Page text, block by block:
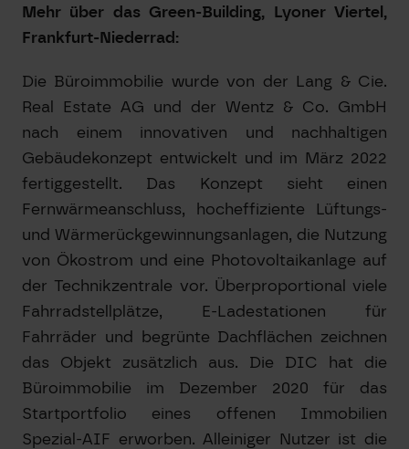
Mehr über das Green-Building, Lyoner Viertel,
Frankfurt-Niederrad:
Die Büroimmobilie wurde von der Lang & Cie.
Real Estate AG und der Wentz & Co. GmbH
nach einem innovativen und nachhaltigen
Gebäudekonzept entwickelt und im März 2022
fertiggestellt. Das Konzept sieht einen
Fernwärmeanschluss, hocheffiziente Lüftungs-
und Wärmerückgewinnungsanlagen, die Nutzung
von Ökostrom und eine Photovoltaikanlage auf
der Technikzentrale vor. Überproportional viele
Fahrradstellplätze, E-Ladestationen für
Fahrräder und begrünte Dachflächen zeichnen
das Objekt zusätzlich aus. Die DIC hat die
Büroimmobilie im Dezember 2020 für das
Startportfolio eines offenen Immobilien
Spezial-AIF erworben. Alleiniger Nutzer ist die